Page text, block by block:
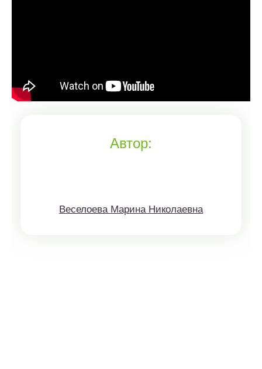
Автор:
Веселоева Марина Николаевна